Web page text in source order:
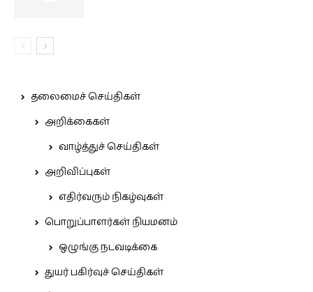
தலைமைச் செய்திகள்
அறிக்கைகள்
வாழ்த்துச் செய்திகள்
அறிவிப்புகள்
எதிர்வரும் நிகழ்வுகள்
பொறுப்பாளர்கள் நியமனம்
ஒழுங்கு நடவடிக்கை
துயர் பகிர்வுச் செய்திகள்